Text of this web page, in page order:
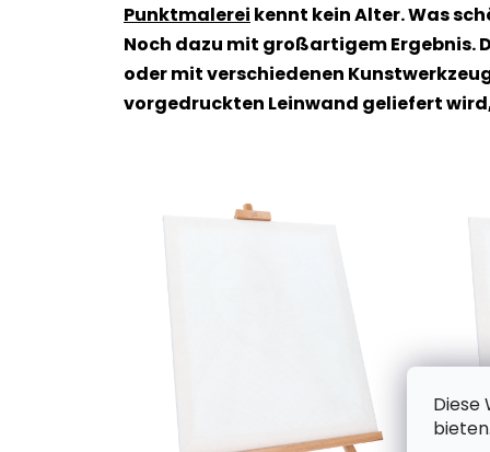
Diese
Punktmalerei kennt kein Alter. Was
Noch dazu mit großartigem Ergebnis.
oder mit verschiedenen
vorgedruckten Leinwand geliefert